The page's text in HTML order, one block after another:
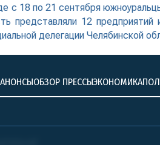
с 18 по 21 сентября
представляли 12 предприятий
делегации Челябинской
АНОНСЫОБЗОР ПРЕССЫЭКОНОМИКА